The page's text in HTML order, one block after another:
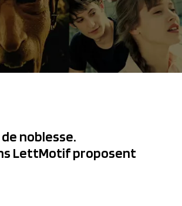
noblesse.
LettMotif proposent